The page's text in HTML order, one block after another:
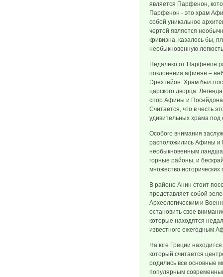
является Парфенон,
Парфенон - это храм
собой уникальное
чертой является
кривизна, казалось бы,
необыкновенную
Недалеко от Парфенон
поклонения афинян –
Эрехтейон. Храм был
царского дворца.
спор Афины и Посейдона,
Считается, что в честь
удивительных храма
Особого внимания
расположились Афины и
необыкновенным
горные районы, и
множество исторических
В районе Анин стоит
представляет собой
Археологическим и
остановить свое
которые находятся
известного ежегодным
На юге Греции
который считается
родились все основные
популярным